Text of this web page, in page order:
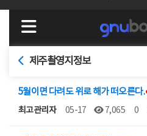
제주촬영지정보
5월이면 다려도 위로 해가 떠오른다.
최고관리자 05-17 7,065 0